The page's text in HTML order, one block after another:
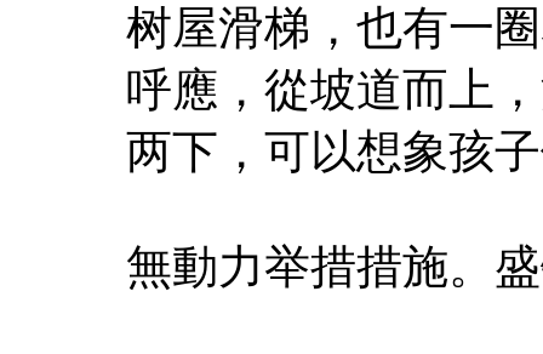
树屋滑梯，也有一
呼應，從坡道而上
两下，可以想象孩
無動力举措措施。